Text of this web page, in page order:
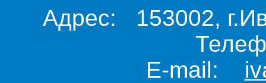
Адрес: 153002,
E-mail: